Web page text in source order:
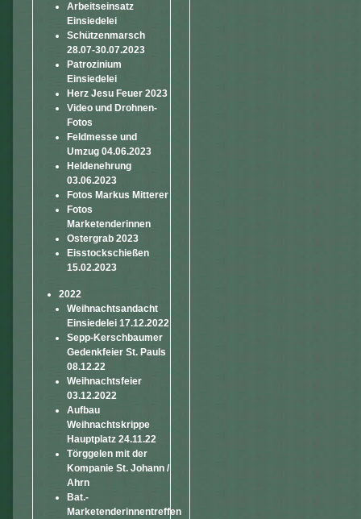
Arbeitseinsatz
Einsiedelei
Schützenmarsch
28.07-30.07.2023
Patrozinium
Einsiedelei
Herz Jesu Feuer 2023
Video und Drohnen-
Fotos
Feldmesse und
Umzug 04.06.2023
Heldenehrung
03.06.2023
Fotos Markus Mitterer
Fotos
Marketenderinnen
Ostergrab 2023
Eisstockschießen
15.02.2023
2022
Weihnachtsandacht
Einsiedelei 17.12.2022
Sepp-Kerschbaumer
Gedenkfeier St. Pauls
08.12.22
Weihnachtsfeier
03.12.2022
Aufbau
Weihnachtskrippe
Hauptplatz 24.11.22
Törggelen mit der
Kompanie St. Johann /
Ahrn
Bat.-
Marketenderinnentreffen